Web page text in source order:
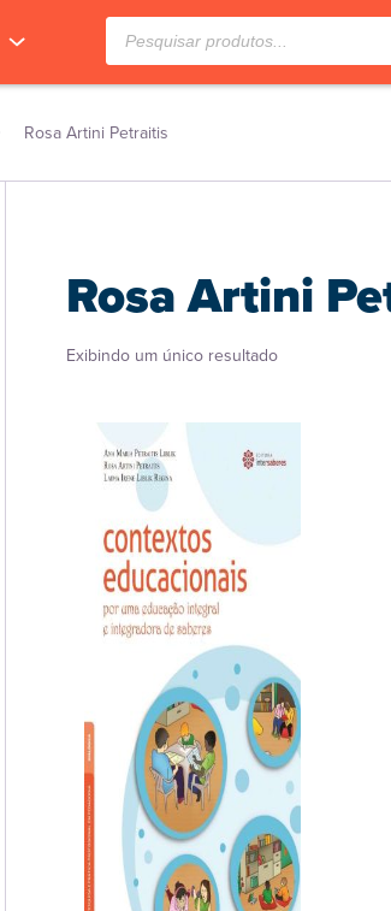
Pesquisar
produtos
Rosa Artini Petraitis
Rosa Artini
Exibindo um único resultado